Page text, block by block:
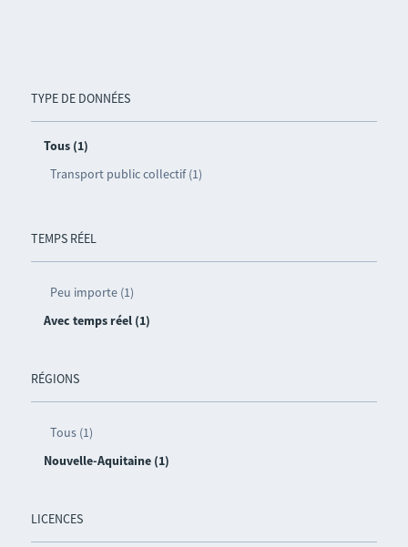
TYPE DE DONNÉES
Tous (1)
Transport public collectif (1)
TEMPS RÉEL
Peu importe (1)
Avec temps réel (1)
RÉGIONS
Tous (1)
Nouvelle-Aquitaine (1)
LICENCES